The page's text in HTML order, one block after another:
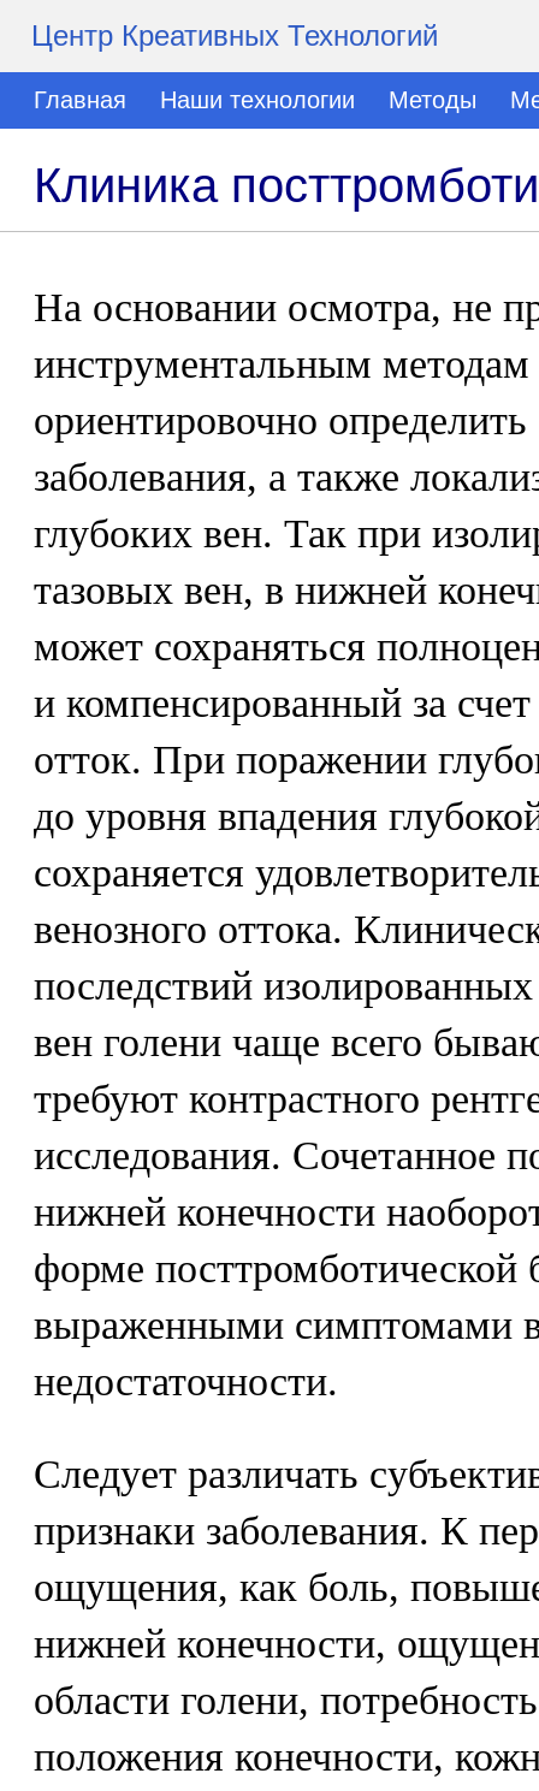
Центр Креативных Технологий
Главная Наши технологии Методы
Клиника
На основании осмотра, не
инструментальным
ориентировочно
заболевания, а также
глубоких вен. Так при
тазовых вен, в нижней
может сохраняться
и компенсированный за
отток. При поражении
до уровня впадения
сохраняется
венозного оттока.
последствий
вен голени чаще всего
требуют контрастного
исследования. Сочетанное
нижней конечности
форме посттромботической
выраженными симптомами
недостаточности.
Следует различать
признаки заболевания. К
ощущения, как боль,
нижней конечности,
области голени,
положения конечности,